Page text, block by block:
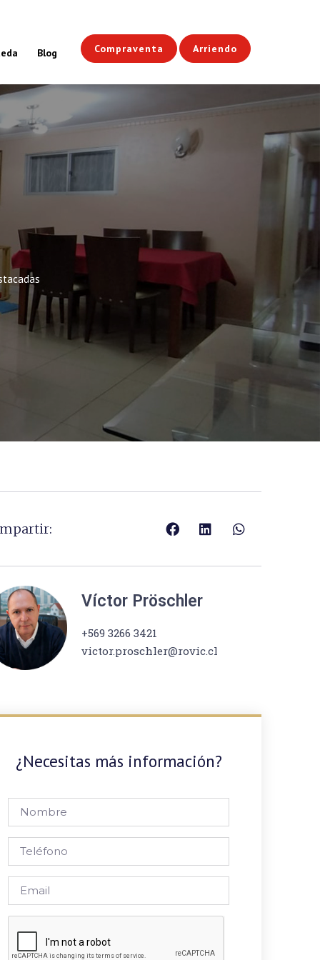
Blog Compraventa Arriendo
Víctor Pröschler
+569 3266 3421
victor.proschler@rovic.cl
¿Necesitas más información?